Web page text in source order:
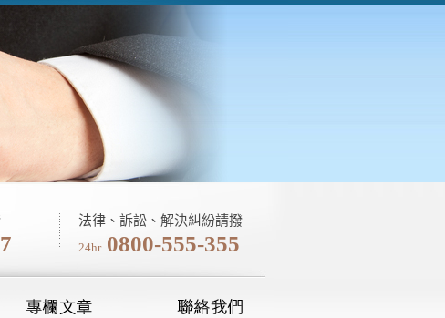
法律、訴訟、解決糾紛請撥
24hr 0800-555-355